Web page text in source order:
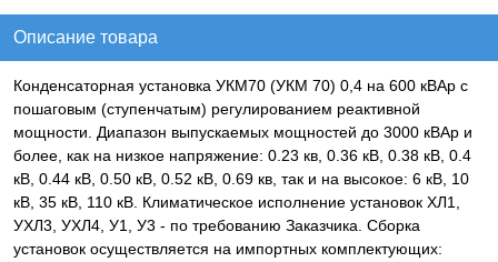
Описание товара
Конденсаторная установка УКМ70 (УКМ 70) 0,4 на 600 кВАр с
пошаговым (ступенчатым) регулированием реактивной
мощности. Диапазон выпускаемых мощностей до 3000 кВАр и
более, как на низкое напряжение: 0.23 кв, 0.36 кВ, 0.38 кВ, 0.4
кВ, 0.44 кВ, 0.50 кВ, 0.52 кВ, 0.69 кв, так и на высокое: 6 кВ, 10
кВ, 35 кВ, 110 кВ. Климатическое исполнение установок ХЛ1,
УХЛ3, УХЛ4, У1, У3 - по требованию Заказчика. Сборка
установок осуществляется на импортных комплектующих: